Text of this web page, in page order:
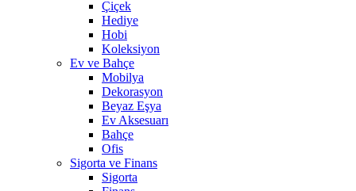
Çiçek
Hediye
Hobi
Koleksiyon
Ev ve Bahçe
Mobilya
Dekorasyon
Beyaz Eşya
Ev Aksesuarı
Bahçe
Ofis
Sigorta ve Finans
Sigorta